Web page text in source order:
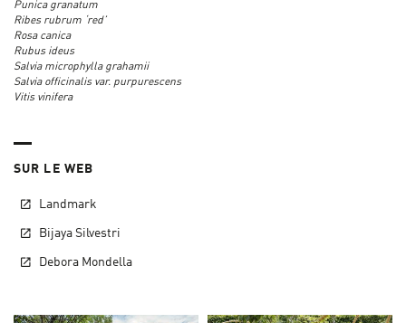
Punica granatum
Ribes rubrum ‘red’
Rosa canica
Rubus ideus
Salvia microphylla grahamii
Salvia officinalis var. purpurescens
Vitis vinifera
SUR LE WEB
Landmark
Bijaya Silvestri
Debora Mondella